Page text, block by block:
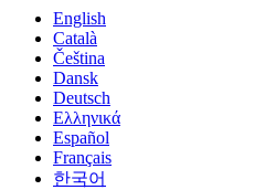
English
Català
Čeština
Dansk
Deutsch
Ελληνικά
Español
Français
한국어